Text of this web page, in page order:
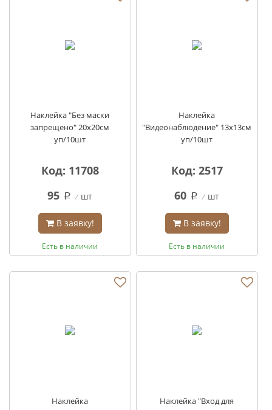
Наклейка "Без маски
запрещено" 20х20см
уп/10шт
Код: 11708
95 q шт
В заявку!
Есть в наличии
Наклейка
"Видеонаблюдение" 13х13см
уп/10шт
Код: 2517
60 q шт
В заявку!
Есть в наличии
Наклейка
Наклейка "Вход для